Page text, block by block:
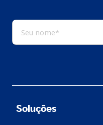
Soluções